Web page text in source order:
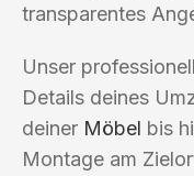
transparentes
Unser
Details deines
deiner Möbel bis
Montage am